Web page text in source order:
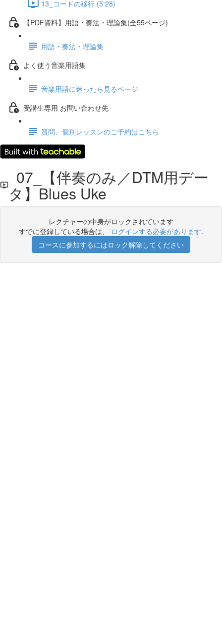
13_コードの移行 (5:28)
【PDF資料】用語・奏法・理論集(全55ページ)
用語・奏法・理論集
よく使う音楽用語集
音楽用語に迷ったら見るページ
受講生専用 お問い合わせ先
質問、個別レッスンのご予約はこちら
07_【伴奏のみ／DTM用デー
タ】Blues Uke
レクチャーの中身がロックされています
すでに登録している場合は、 ログインする必要があります.
コースに参加するにはロック解除してください